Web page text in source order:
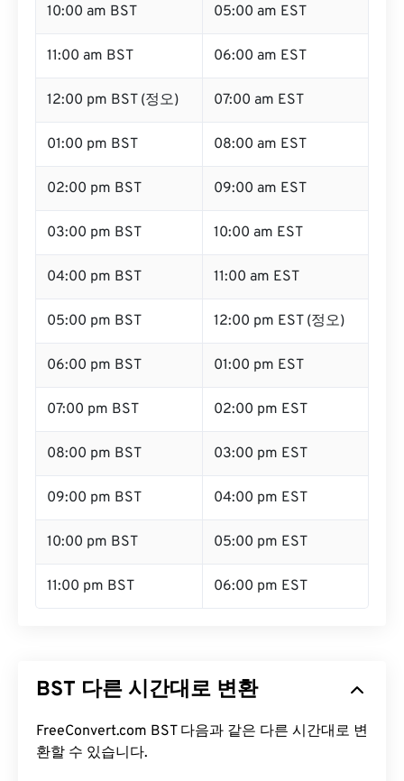
10:00 am BST 05:00 am EST
11:00 am BST 06:00 am EST
12:00 pm BST (정오) 07:00 am EST
01:00 pm BST 08:00 am EST
02:00 pm BST 09:00 am EST
03:00 pm BST 10:00 am EST
04:00 pm BST 11:00 am EST
05:00 pm BST 12:00 pm EST (정오)
06:00 pm BST 01:00 pm EST
07:00 pm BST 02:00 pm EST
08:00 pm BST 03:00 pm EST
09:00 pm BST 04:00 pm EST
10:00 pm BST 05:00 pm EST
11:00 pm BST 06:00 pm EST
BST 다른 시간대로 변환
FreeConvert.com BST 다음과 같은 다른 시간대로 변
환할 수 있습니다.